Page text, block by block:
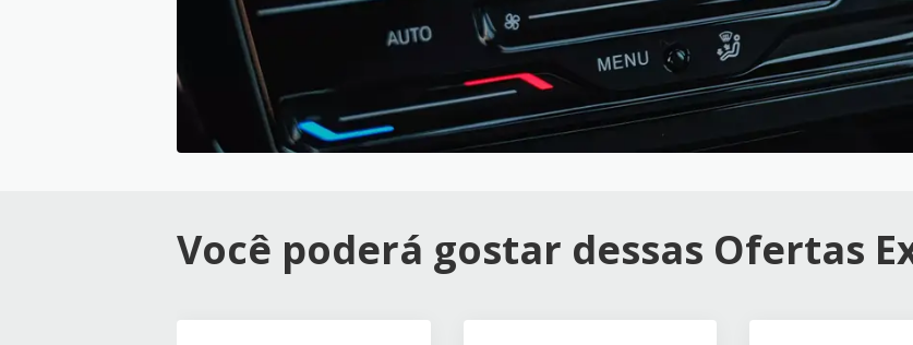
Você poderá gostar dessas Ofertas